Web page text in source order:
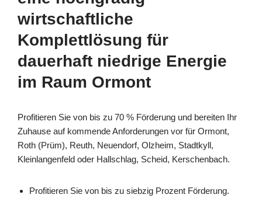
wirtschaftliche
Komplettlösung für
dauerhaft niedrige Energie
im Raum Ormont
Profitieren Sie von bis zu 70 % Förderung und bereiten Ihr
Zuhause auf kommende Anforderungen vor für Ormont,
Roth (Prüm), Reuth, Neuendorf, Olzheim, Stadtkyll,
Kleinlangenfeld oder Hallschlag, Scheid, Kerschenbach.
Profitieren Sie von bis zu siebzig Prozent Förderung.